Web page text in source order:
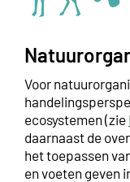
Voor
ecosystemen (zie
daarnaast de
het toepassen
en voeten geven